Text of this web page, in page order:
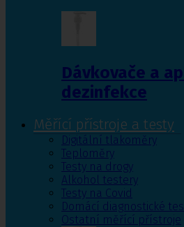
Dávkovače a
dezinfekce
Měřící přístroje a testy
Digitální tlakoměry
Teploměry
Testy na drogy
Alkohol testery
Testy na Covid
Domácí diagnostické
Ostatní měřící přístroje